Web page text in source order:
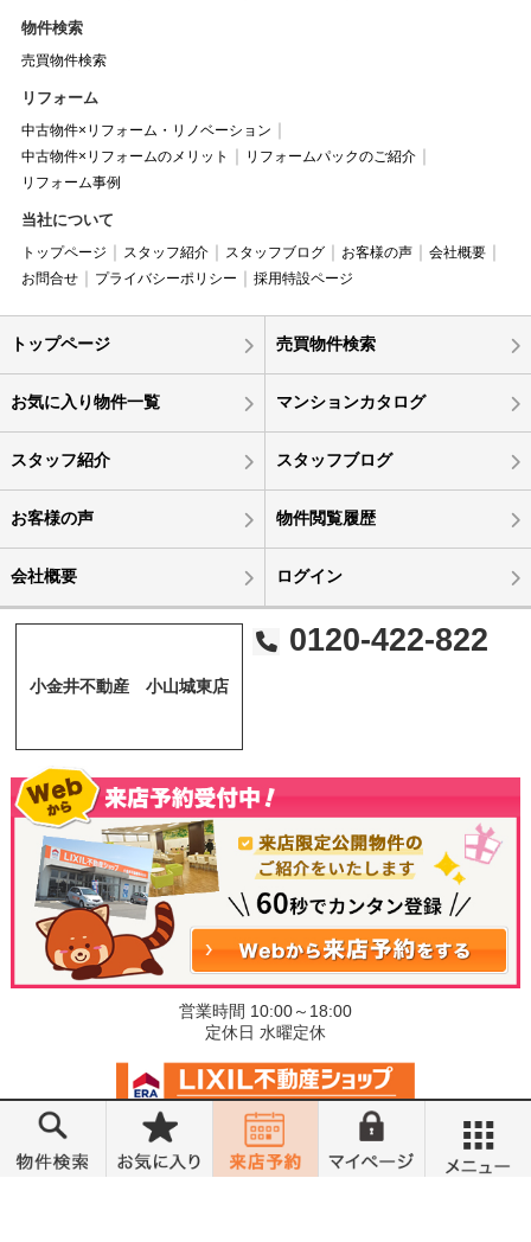
物件検索
売買物件検索
リフォーム
中古物件×リフォーム・リノベーション
中古物件×リフォームのメリット
リフォームパックのご紹介
リフォーム事例
当社について
トップページ スタッフ紹介 スタッフブログ お客様の声
会社概要
お問合せ
プライバシーポリシー 採用特設ページ
トップページ 売買物件検索
お気に入り物件一覧 マンションカタログ
スタッフ紹介 スタッフブログ
お客様の声 物件閲覧履歴
会社概要 ログイン
小金井不動産 小山城東店
0120-422-822
営業時間 10:00～18:00
定休日 水曜定休
©小金井不動産売買部 小山城東店